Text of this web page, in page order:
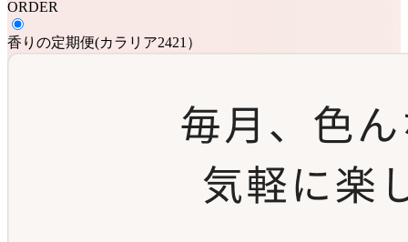
ORDER
香りの定期便(カラリア2421 ）